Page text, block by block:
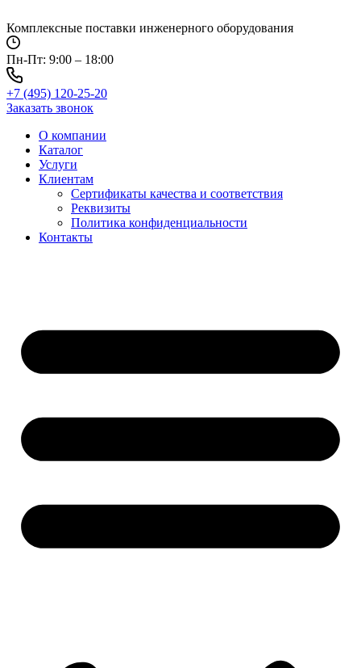
к
содержимому
Комплексные поставки инженерного оборудования
Пн-Пт: 9:00 – 18:00
+7 (495) 120-25-20
Заказать звонок
О компании
Каталог
Услуги
Клиентам
Сертификаты качества и соответствия
Реквизиты
Политика конфиден­циальности
Контакты